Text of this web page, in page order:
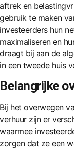
aftrek en
gebruik te maken
investeerders hun
maximaliseren en
draagt ​​bij aan de
in een tweede huis
Belangrijke
Bij het overwegen
verhuur zijn er
waarmee
zorgen dat ze een